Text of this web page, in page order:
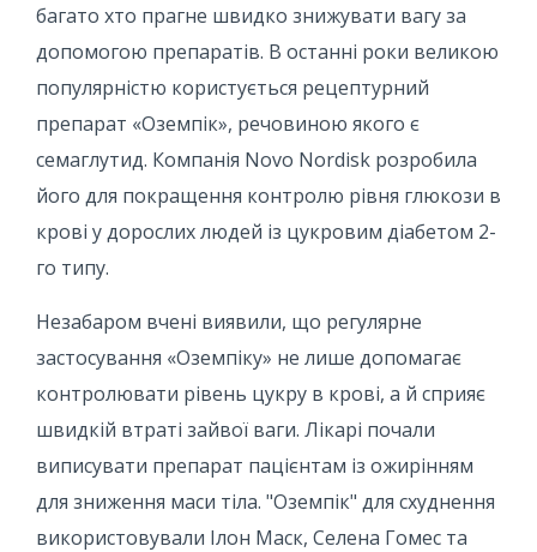
багато хто прагне швидко знижувати вагу за
допомогою препаратів. В останні роки великою
популярністю користується рецептурний
препарат «Оземпік», речовиною якого є
семаглутид. Компанія Novo Nordisk розробила
його для покращення контролю рівня глюкози в
крові у дорослих людей із цукровим діабетом 2-
го типу.
Незабаром вчені виявили, що регулярне
застосування «Оземпіку» не лише допомагає
контролювати рівень цукру в крові, а й сприяє
швидкій втраті зайвої ваги. Лікарі почали
виписувати препарат пацієнтам із ожирінням
для зниження маси тіла. "Оземпік" для схуднення
використовували Ілон Маск, Селена Гомес та